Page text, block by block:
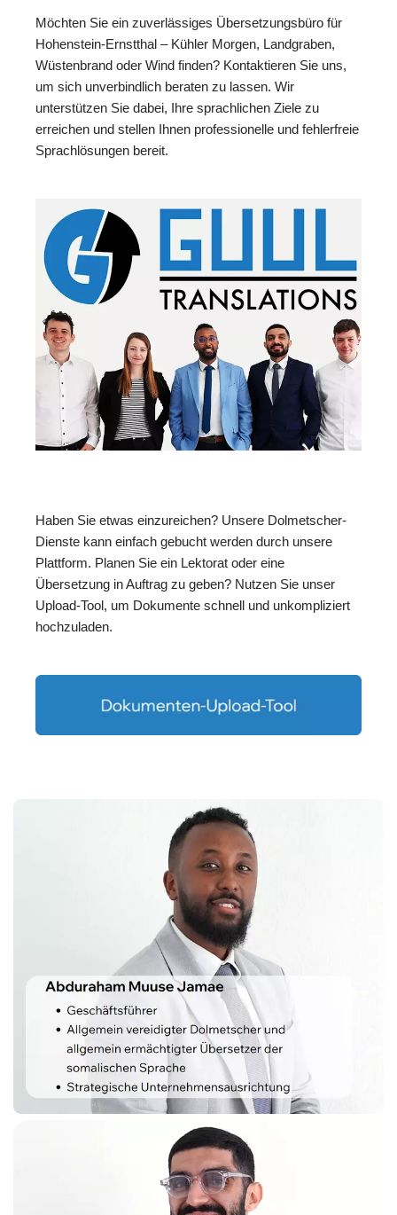
Möchten Sie ein zuverlässiges Übersetzungsbüro für
Hohenstein-Ernstthal – Kühler Morgen, Landgraben,
Wüstenbrand oder Wind finden? Kontaktieren Sie uns,
um sich unverbindlich beraten zu lassen. Wir
unterstützen Sie dabei, Ihre sprachlichen Ziele zu
erreichen und stellen Ihnen professionelle und fehlerfreie
Sprachlösungen bereit.
Haben Sie etwas einzureichen? Unsere Dolmetscher-
Dienste kann einfach gebucht werden durch unsere
Plattform. Planen Sie ein Lektorat oder eine
Übersetzung in Auftrag zu geben? Nutzen Sie unser
Upload-Tool, um Dokumente schnell und unkompliziert
hochzuladen.